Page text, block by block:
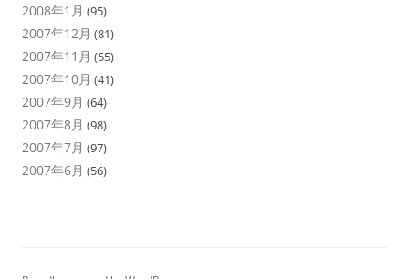
2008年1月 (95)
2007年12月 (81)
2007年11月 (55)
2007年10月 (41)
2007年9月 (64)
2007年8月 (98)
2007年7月 (97)
2007年6月 (56)